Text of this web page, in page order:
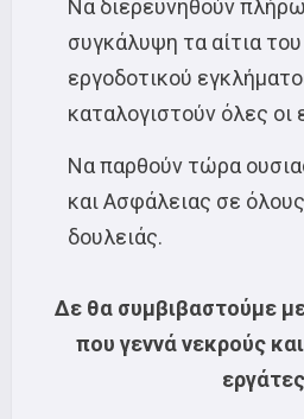
Να διερευνηθούν
συγκάλυψη τα αίτια
εργοδοτικού
καταλογιστούν όλες οι
Να παρθούν τώρα
και Ασφάλειας σε
δουλειάς.
Δε θα συμβιβαστούμε
που γεννά νεκρούς